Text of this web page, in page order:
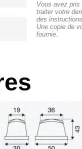
Vous avez
traiter votre
des
Une copie de
fournie.